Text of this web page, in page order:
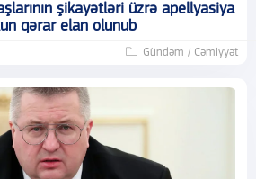
şikayətləri üzrə apellyasiya
qərar elan olunub
Gündəm / Cəmiyyət